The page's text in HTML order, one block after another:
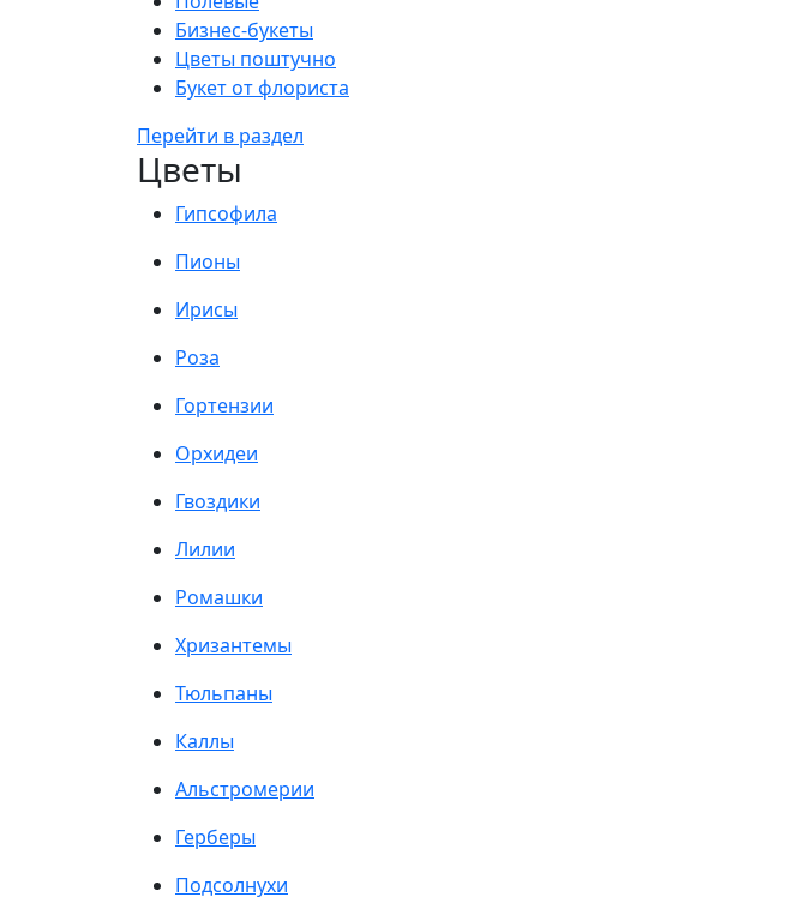
Бизнес-букеты
Цветы поштучно
Букет от флориста
Перейти в раздел
Цветы
Гипсофила
Пионы
Ирисы
Роза
Гортензии
Орхидеи
Гвоздики
Лилии
Ромашки
Хризантемы
Тюльпаны
Каллы
Альстромерии
Герберы
Подсолнухи